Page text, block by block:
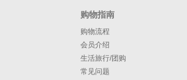
购物指南
购物流程
会员介绍
生活旅行/团购
常见问题